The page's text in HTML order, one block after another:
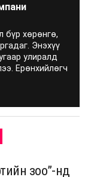
бүр хөрөнгө,
Энэхүү
улиралд
Ерөнхийлөгч
зоо”-нд